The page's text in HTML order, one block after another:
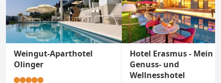
Weingut-Aparthotel
Olinger
Hotel Erasmus - Mein
Genuss- und
Wellnesshotel